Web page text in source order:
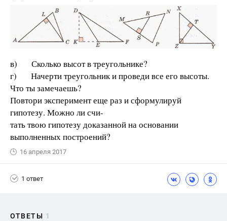
в) Сколько высот в треугольнике?
г) Начерти треугольник и проведи все его высоты.
Что ты замечаешь?
Повтори эксперимент еще раз и сформулируй
гипотезу. Можно ли счи-
тать твою гипотезу доказанной на основании
выполненных построений?
16 апреля 2017
1 ответ
ОТВЕТЫ 1